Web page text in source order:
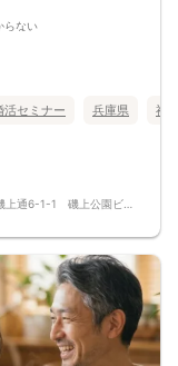
らない
たに合った婚活の進
的とした個別面談形式
。
活セミナー 兵庫県 神
パートナーエージェント神戸店 兵庫県神戸市中央区磯上通6-1-1 磯上公園ビル5階